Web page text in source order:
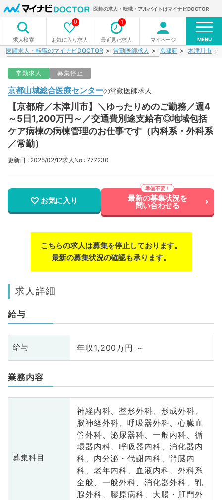
医師の求人・転職・アルバイトはマイナビDOCTOR
求人検索 お気に入り求人
0
最近見た求人
1
マイページ MENU
医師求人・転職のマイナビDOCTOR 常勤医師求人 京都府 木津川市
常勤求人 募集停止
京都山城総合医療センターの常勤医師求人
【京都府／木津川市】＼ゆったりめのご勤務／週4
～5日1,200万円～／交通費別途支給有◎地域包括
ケア病棟の病棟管理のお仕事です（内科系・外科系
／常勤）
更新日 : 2025/02/12求人No : 777230
お気に入り 最新の募集状況を
問い合わせる
こちらの求人は募集を停止しております。
最新の募集状況の確認も承ります。
求人詳細
給与
給与 年収1,200万円 ～
業務内容
募集科目
神経内科、整形外科、形成外科、
脳神経外科、呼吸器外科、心臓血
管外科、泌尿器科、一般内科、循
環器内科、呼吸器内科、消化器内
科、内分泌・代謝内科、腎臓内
科、老年内科、血液内科、外科系
全般、一般外科、消化器外科、乳
腺外科、膠原病科、大腸・肛門外